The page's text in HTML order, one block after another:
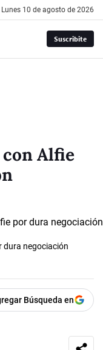
lunes 10 de agosto de 2026
Suscribite
Alfie
dura negociación
Búsqueda en